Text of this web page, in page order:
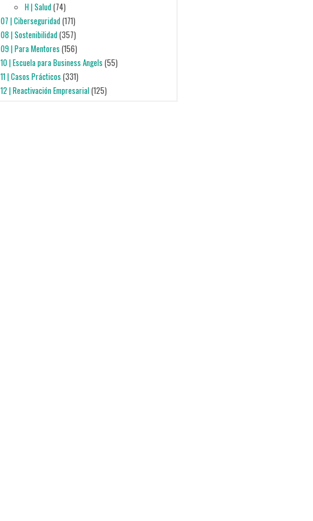
H | Salud(74)
07 | Ciberseguridad(171)
08 | Sostenibilidad(357)
09 | Para Mentores (156)
10 | Escuela para Business Angels (55)
11 | Casos Prácticos (331)
12 | Reactivación Empresarial(125)